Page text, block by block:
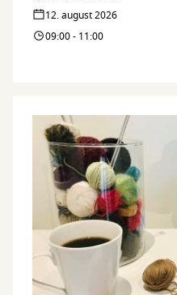
12. august 2026
09:00 - 11:00